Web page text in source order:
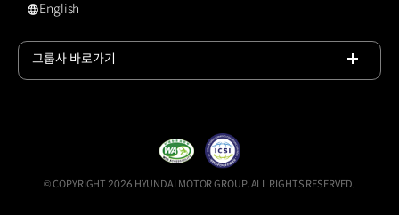
영문 사이트로 이동
English
그룹사 바로가기
© COPYRIGHT 2026 HYUNDAI MOTOR GROUP, ALL RIGHTS RESERVED.